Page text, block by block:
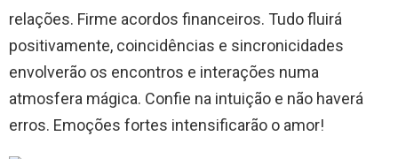
relações. Firme acordos financeiros. Tudo fluirá
positivamente, coincidências e sincronicidades
envolverão os encontros e interações numa
atmosfera mágica. Confie na intuição e não haverá
erros. Emoções fortes intensificarão o amor!